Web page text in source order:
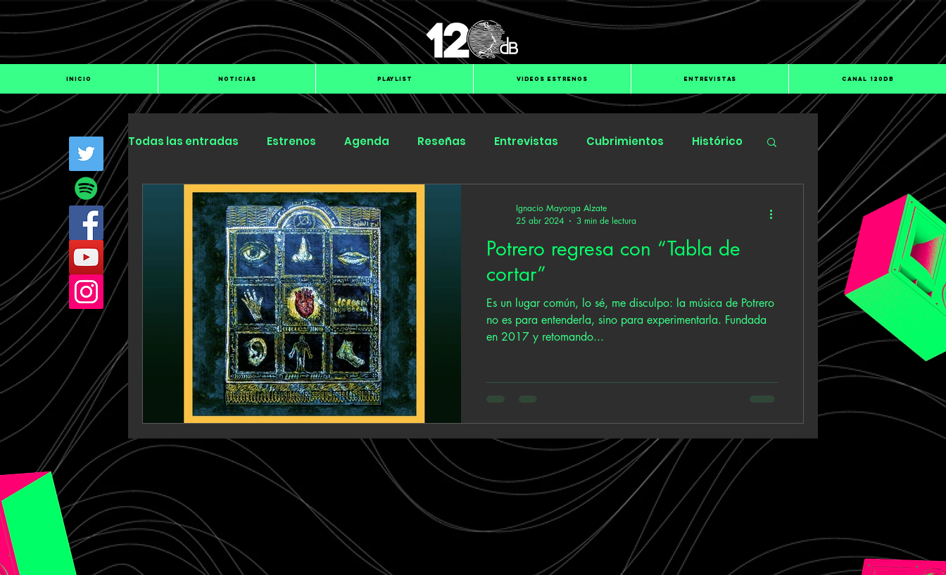
INICIO NOTICIAS PLAYLIST VIDEOS ESTRENOS ENTREVISTAS CANAL 120dB
Todas las entradas Estrenos Agenda Reseñas Entrevistas Cubrimientos Histórico
Industria Especiales Submit Hub
Potrero regresa con “Tabla de
cortar”
Es un lugar común, lo sé, me disculpo: la música de Potrero
no es para entenderla, sino para experimentarla. Fundada
en 2017 y retomando...
Ignacio Mayorga Alzate
25 abr 2024
3 min de lectura